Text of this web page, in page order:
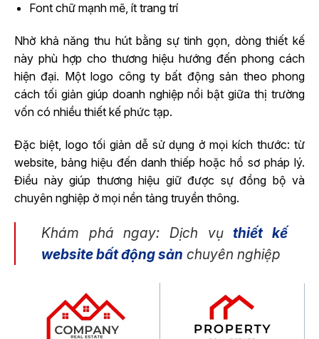
Font chữ mạnh mẽ, ít trang trí
Nhờ khả năng thu hút bằng sự tinh gọn, dòng thiết kế
này phù hợp cho thương hiệu hướng đến phong cách
hiện đại. Một logo công ty bất động sản​ theo phong
cách tối giản giúp doanh nghiệp nổi bật giữa thị trường
vốn có nhiều thiết kế phức tạp.
Đặc biệt, logo tối giản dễ sử dụng ở mọi kích thước: từ
website, bảng hiệu đến danh thiếp hoặc hồ sơ pháp lý.
Điều này giúp thương hiệu giữ được sự đồng bộ và
chuyên nghiệp ở mọi nền tảng truyền thông.
Khám phá ngay: Dịch vụthiết kế
website bất động sản chuyên nghiệp